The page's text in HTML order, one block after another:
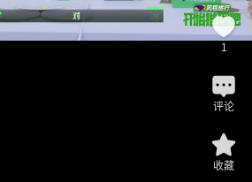
1
评论
收藏